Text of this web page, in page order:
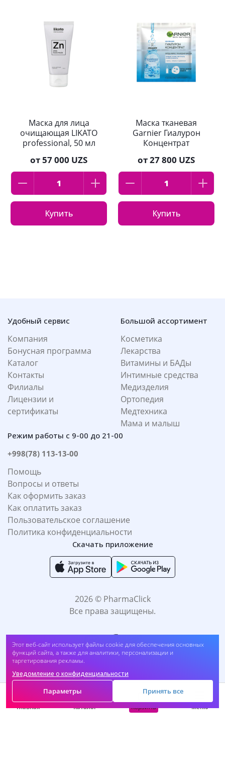
Этот веб-сайт использует файлы cookie для обеспечения основных
функций сайта, а также для аналитики, персонализации и
таргетирования рекламы.
Уведомление о конфиденциальности
Параметры Принять все
Маска для лица
очищающая LIKATO
professional, 50 мл
от57 000 UZS
Купить
Маска тканевая
Garnier Гиалурон
Концентрат
от27 800 UZS
Купить
Удобный сервис
Компания
Бонусная программа
Каталог
Контакты
Филиалы
Лицензии и
сертификаты
Большой ассортимент
Косметика
Лекарства
Витамины и БАДы
Интимные средства
Медизделия
Ортопедия
Медтехника
Мама и малыш
Режим работы с 9-00 до 21-00
+998(78) 113-13-00
Помощь
Вопросы и ответы
Как оформить заказ
Как оплатить заказ
Пользовательское соглашение
Политика конфиденциальности
Скачать приложение
2026 © PharmaClick
Все права защищены.
Принимаем к оплате:
Главная Каталог Корзина Меню